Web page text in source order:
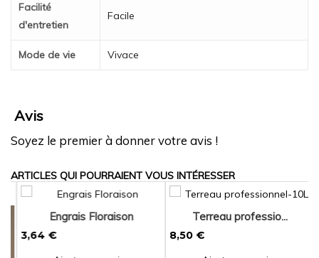
Facilité
d'entretien
Facile
Mode de vie Vivace
Avis
Soyez le premier à donner votre avis !
ARTICLES QUI POURRAIENT VOUS INTÉRESSER
Engrais Floraison
3,64 €
Terreau professio...
8,50 €